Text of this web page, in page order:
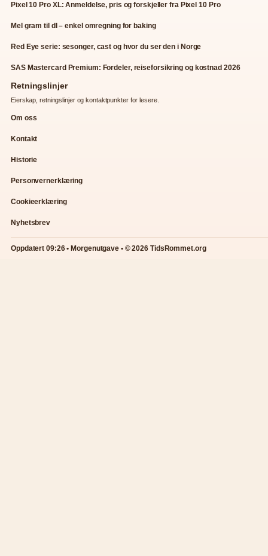
Pixel 10 Pro XL: Anmeldelse, pris og forskjeller fra Pixel 10 Pro
Mel gram til dl – enkel omregning for baking
Red Eye serie: sesonger, cast og hvor du ser den i Norge
SAS Mastercard Premium: Fordeler, reiseforsikring og kostnad 2026
Retningslinjer
Eierskap, retningslinjer og kontaktpunkter for lesere.
Om oss
Kontakt
Historie
Personvernerklæring
Cookieerklæring
Nyhetsbrev
Oppdatert 09:26 • Morgenutgave • © 2026 TidsRommet.org